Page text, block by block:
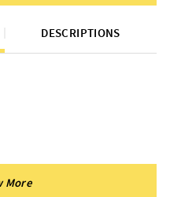
DESCRIPTIONS